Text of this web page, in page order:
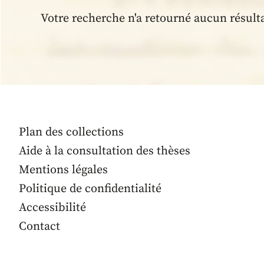
Votre recherche n'a retourné aucun
Plan des collections
Aide à la consultation des thèses
Mentions légales
Politique de confidentialité
Accessibilité
Contact